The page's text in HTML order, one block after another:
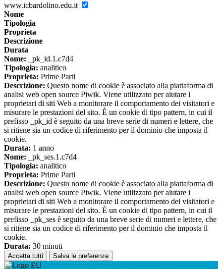
www.icbardolino.edu.it
Nome
Tipologia
Proprieta
Descrizione
Durata
Nome: _pk_id.1.c7d4
Tipologia: analitico
Proprieta: Prime Parti
Descrizione: Questo nome di cookie è associato alla piattaforma di
analisi web open source Piwik. Viene utilizzato per aiutare i
proprietari di siti Web a monitorare il comportamento dei visitatori e
misurare le prestazioni del sito. È un cookie di tipo pattern, in cui il
prefisso _pk_id è seguito da una breve serie di numeri e lettere, che
si ritiene sia un codice di riferimento per il dominio che imposta il
cookie.
Durata: 1 anno
Nome: _pk_ses.1.c7d4
Tipologia: analitico
Proprieta: Prime Parti
Descrizione: Questo nome di cookie è associato alla piattaforma di
analisi web open source Piwik. Viene utilizzato per aiutare i
proprietari di siti Web a monitorare il comportamento dei visitatori e
misurare le prestazioni del sito. È un cookie di tipo pattern, in cui il
prefisso _pk_ses è seguito da una breve serie di numeri e lettere, che
si ritiene sia un codice di riferimento per il dominio che imposta il
cookie.
Durata: 30 minuti
Accetta tutti Salva le preferenze